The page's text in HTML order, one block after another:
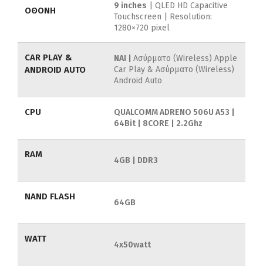
ΟΘΟΝΗ 9 inches | QLED HD Capacitive
Touchscreen | Resolution:
1280×720 pixel
CAR PLAY &
ANDROID AUTO
ΝΑΙ | Ασύρματο (Wireless) Apple
Car Play & Ασύρματο (Wireless)
Android Auto
CPU
QUALCOMM ADRENO 506U A53 |
64Bit | 8CORE | 2.2Ghz
RAM
4GB | DDR3
NAND FLASH
64GB
WATT
4x50watt